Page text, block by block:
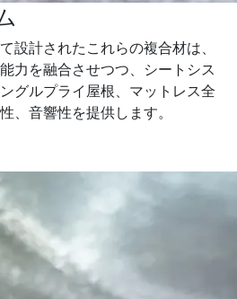
設計されたこれらの複合材は、
力を融合させつつ、シートシス
グルプライ屋根、マットレス全
、音響性を提供します。